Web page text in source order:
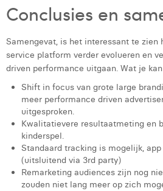
Conclusies en
Samengevat, is het interessant te zien
service platform verder evolueren en
driven performance uitgaan. Wat je
Shift in focus van grote large
meer performance driven
uitgesproken.
Kwalitatievere resultaatmeting en
kinderspel.
Standaard tracking is mogelijk,
(uitsluitend via 3rd party)
Remarketing audiences zijn nog
zouden niet lang meer op zich